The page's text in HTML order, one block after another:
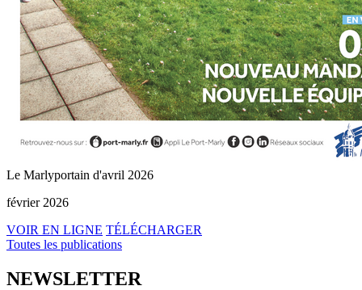
Le Marlyportain d'avril 2026
février 2026
VOIR EN LIGNE TÉLÉCHARGER
Toutes les publications
NEWSLETTER